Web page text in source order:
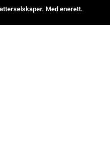
Med enerett.